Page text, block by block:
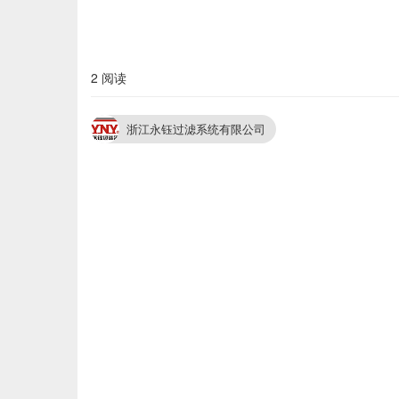
2 阅读
浙江永钰过滤系统有限公司